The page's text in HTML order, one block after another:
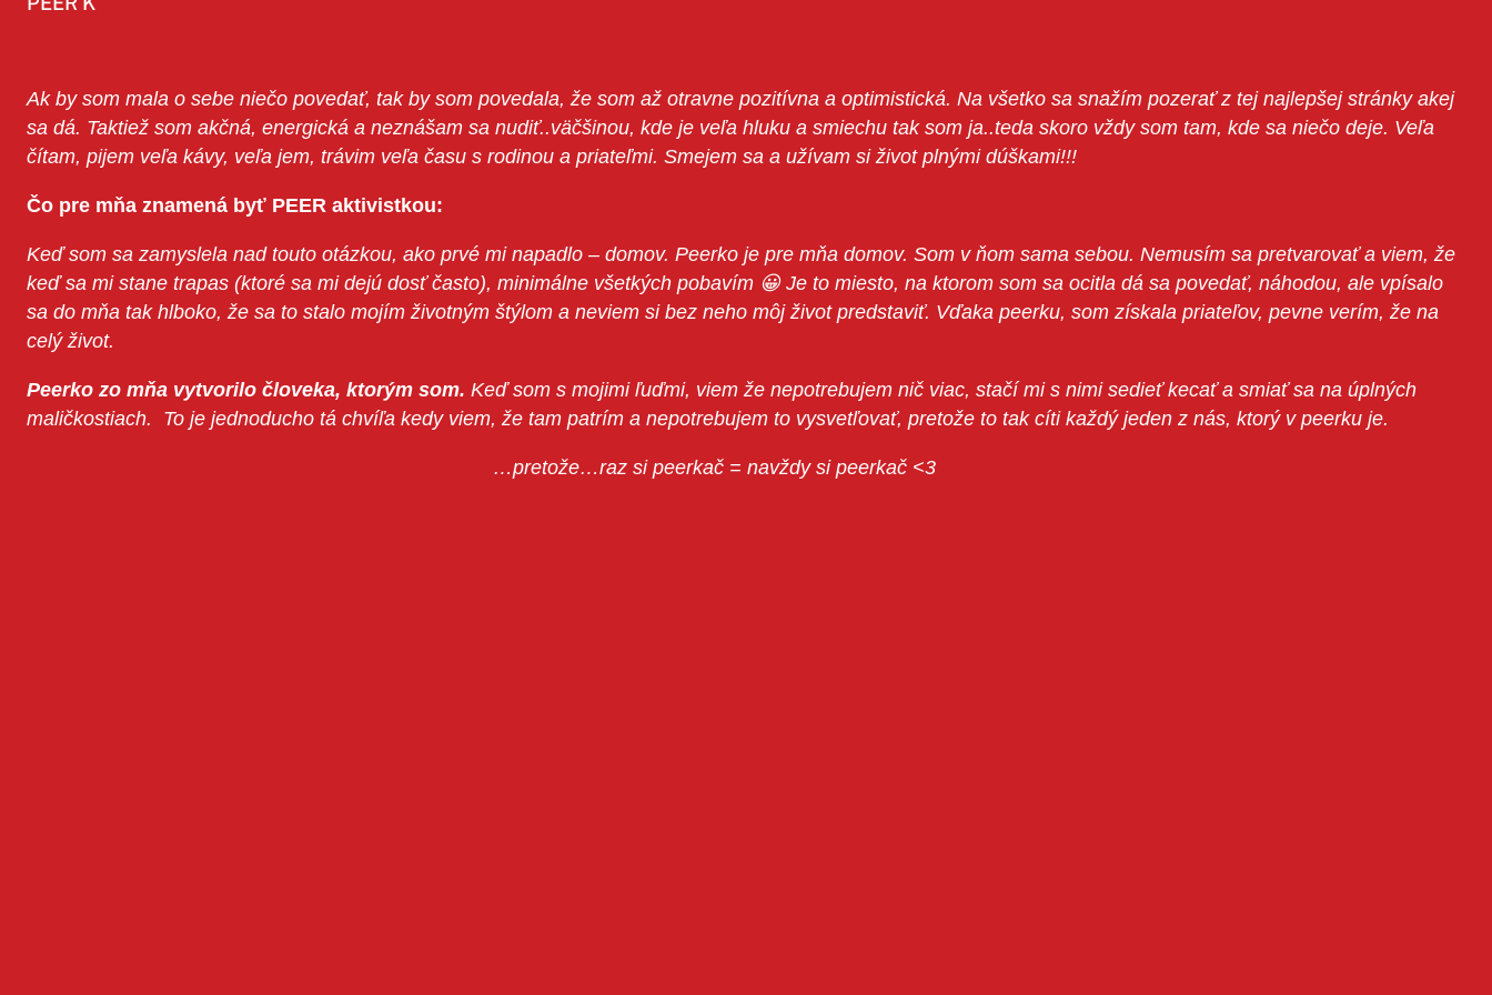
Ak by som mala o sebe niečo povedať, tak by som povedala, že som až otravne pozitívna a optimistická. Na všetko sa snažím pozerať z tej najlepšej stránky akej
sa dá. Taktiež som akčná, energická a neznášam sa nudiť..väčšinou, kde je veľa hluku a smiechu tak som ja..teda skoro vždy som tam, kde sa niečo deje. Veľa
čítam, pijem veľa kávy, veľa jem, trávim veľa času s rodinou a priateľmi. Smejem sa a užívam si život plnými dúškami!!!
Čo pre mňa znamená byť PEER aktivistkou:
Keď som sa zamyslela nad touto otázkou, ako prvé mi napadlo – domov. Peerko je pre mňa domov. Som v ňom sama sebou. Nemusím sa pretvarovať a viem, že
keď sa mi stane trapas (ktoré sa mi dejú dosť často), minimálne všetkých pobavím 😀 Je to miesto, na ktorom som sa ocitla dá sa povedať, náhodou, ale vpísalo
sa do mňa tak hlboko, že sa to stalo mojím životným štýlom a neviem si bez neho môj život predstaviť. Vďaka peerku, som získala priateľov, pevne verím, že na
celý život.
Peerko zo mňa vytvorilo človeka, ktorým som. Keď som s mojimi ľuďmi, viem že nepotrebujem nič viac, stačí mi s nimi sedieť kecať a smiať sa na úplných
maličkostiach. To je jednoducho tá chvíľa kedy viem, že tam patrím a nepotrebujem to vysvetľovať, pretože to tak cíti každý jeden z nás, ktorý v peerku je.
…pretože…raz si peerkač = navždy si peerkač <3